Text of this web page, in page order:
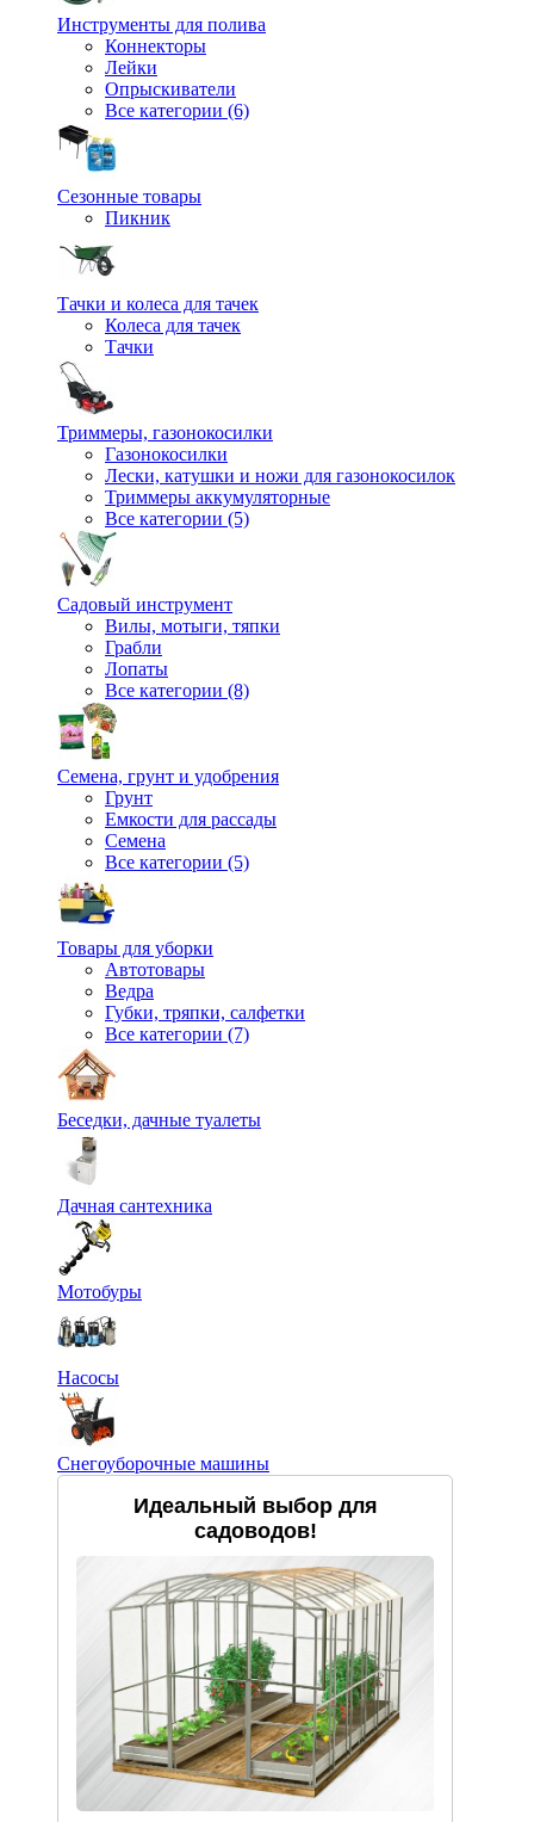
Инструменты для полива
Коннекторы
Лейки
Опрыскиватели
Все категории (6)
Сезонные товары
Пикник
Тачки и колеса для тачек
Колеса для тачек
Тачки
Триммеры, газонокосилки
Газонокосилки
Лески, катушки и ножи для газонокосилок
Триммеры аккумуляторные
Все категории (5)
Садовый инструмент
Вилы, мотыги, тяпки
Грабли
Лопаты
Все категории (8)
Семена, грунт и удобрения
Грунт
Емкости для рассады
Семена
Все категории (5)
Товары для уборки
Автотовары
Ведра
Губки, тряпки, салфетки
Все категории (7)
Беседки, дачные туалеты
Дачная сантехника
Мотобуры
Насосы
Снегоуборочные машины
Идеальный выбор для
садоводов!